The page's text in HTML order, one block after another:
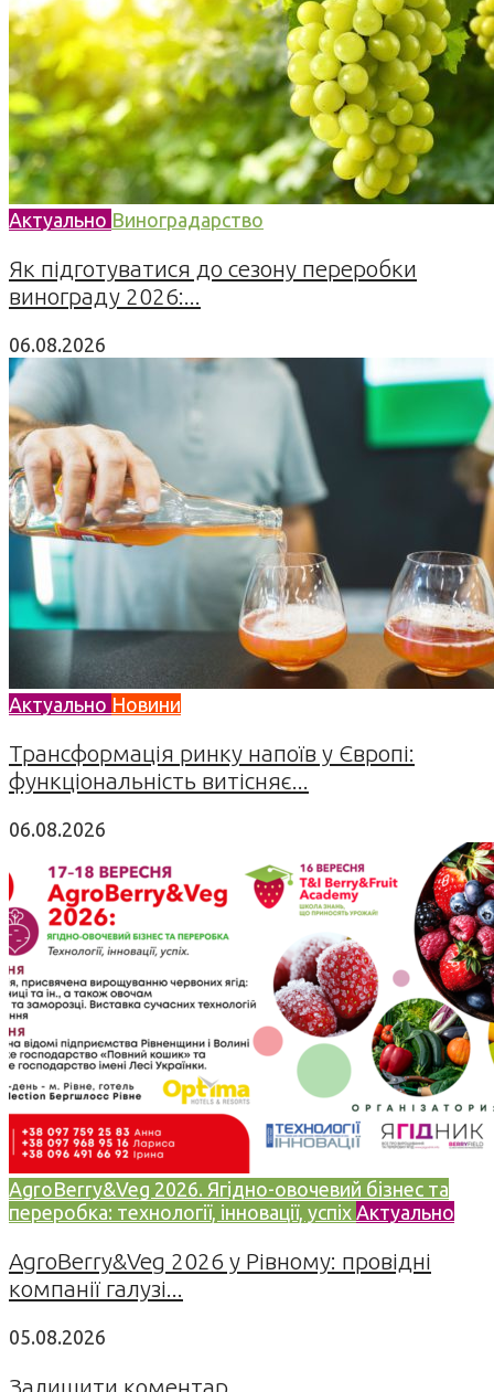
Актуально Виноградарство
Як підготуватися до сезону переробки
винограду 2026:...
06.08.2026
Актуально Новини
Трансформація ринку напоїв у Європі:
функціональність витісняє...
06.08.2026
AgroBerry&Veg 2026. Ягідно-овочевий бізнес та
переробка: технології, інновації, успіх Актуально
AgroBerry&Veg 2026 у Рівному: провідні
компанії галузі...
05.08.2026
Залишити коментар